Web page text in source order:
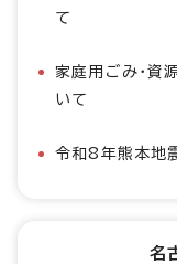
て
家庭用ごみ・資
いて
令和8年熊本地
名